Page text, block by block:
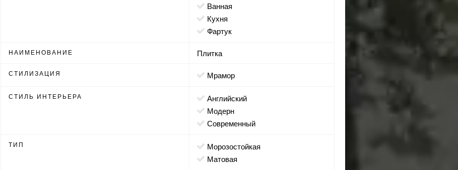
ванная
кухня
фартук
НАИМЕНОВАНИЕ Плитка
СТИЛИЗАЦИЯ мрамор
СТИЛЬ ИНТЕРЬЕРА
английский
модерн
современный
ТИП
морозостойкая
матовая